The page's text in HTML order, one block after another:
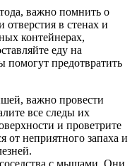
важно помнить о
отверстия в стенах и
контейнерах,
еду на
предотвратить
важно провести
все следы их
и проветрите
от неприятного запаха и
с мышами. Они